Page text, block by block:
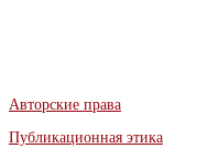
Авторские права
Публикационная этика